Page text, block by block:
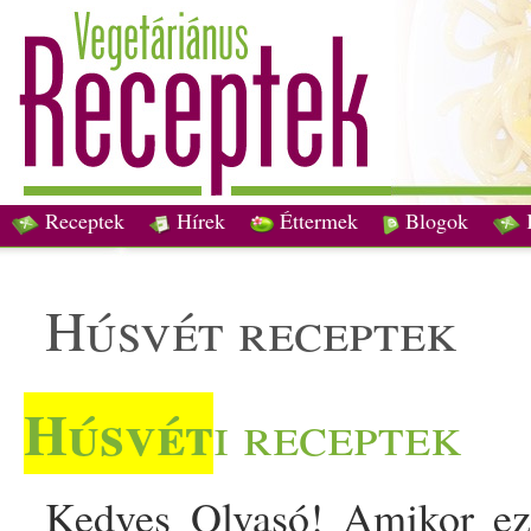
Receptek Hírek Éttermek Blogok
húsvét receptek
Húsvéti receptek
Kedves Olvasó! Amikor